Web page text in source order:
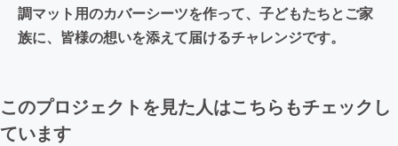
調マット用のカバーシーツを作って、子どもたちとご家
族に、皆様の想いを添えて届けるチャレンジです。
このプロジェクトを見た人はこちらもチェックし
ています